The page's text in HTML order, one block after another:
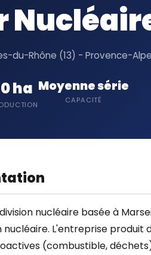
du-Rhône (13) - Provence-
ha Moyenne série
CAPACITÉ
nucléaire basée à
L'entreprise produit
(combustible,